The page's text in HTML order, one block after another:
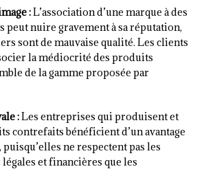
:L’association d’une marque à des
nuire gravement à sa réputation,
sont de mauvaise qualité. Les clients
la médiocrité des produits
de la gamme proposée par
:Les entreprises qui produisent et
contrefaits bénéficient d’un avantage
ne respectent pas les
et financières que les